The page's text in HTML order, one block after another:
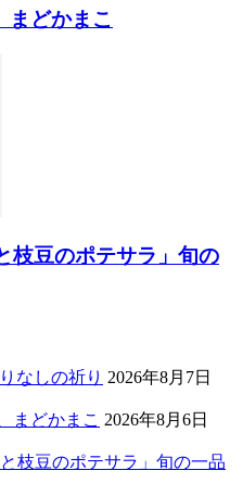
まどかまこ
枝豆のポテサラ」旬の
なしの祈り 2026年8月7日
まどかまこ 2026年8月6日
枝豆のポテサラ」旬の一品